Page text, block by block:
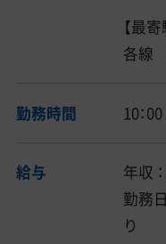
【最寄
各線
勤務時間 10：
給与 年収 ：
勤務
り